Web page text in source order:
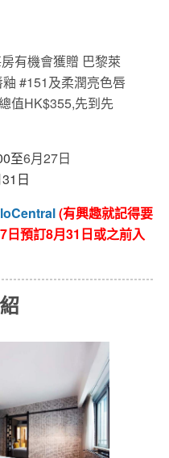
有機會獲贈 巴黎萊
#151及柔潤亮色唇
值HK$355,先到先
至6月27日
日
(有興趣就記得要
日預訂8月31日或之前入